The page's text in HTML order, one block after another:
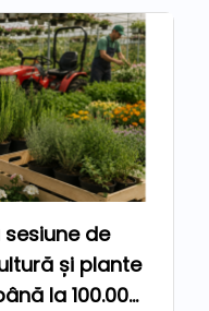
de
și plante
la 100.000